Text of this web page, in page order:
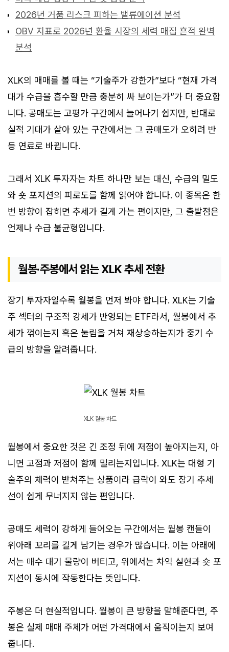
2026년 거품 리스크 피하는 밸류에이션 분석
OBV 지표로 2026년 환율 시장의 세력 매집 흔적 완벽
분석
XLK의 매매를 볼 때는 “기술주가 강한가”보다 “현재 가격
대가 수급을 흡수할 만큼 충분히 싸 보이는가”가 더 중요합
니다. 공매도는 고평가 구간에서 늘어나기 쉽지만, 반대로
실적 기대가 살아 있는 구간에서는 그 공매도가 오히려 반
등 연료로 바뀝니다.
그래서 XLK 투자자는 차트 하나만 보는 대신, 수급의 밀도
와 숏 포지션의 피로도를 함께 읽어야 합니다. 이 종목은 한
번 방향이 잡히면 추세가 길게 가는 편이지만, 그 출발점은
언제나 수급 불균형입니다.
월봉·주봉에서 읽는 XLK 추세 전환
장기 투자자일수록 월봉을 먼저 봐야 합니다. XLK는 기술
주 섹터의 구조적 강세가 반영되는 ETF라서, 월봉에서 추
세가 꺾이는지 혹은 눌림을 거쳐 재상승하는지가 중기 수
급의 방향을 알려줍니다.
XLK 월봉 차트
월봉에서 중요한 것은 긴 조정 뒤에 저점이 높아지는지, 아
니면 고점과 저점이 함께 밀리는지입니다. XLK는 대형 기
술주의 체력이 받쳐주는 상품이라 급락이 와도 장기 추세
선이 쉽게 무너지지 않는 편입니다.
공매도 세력이 강하게 들어오는 구간에서는 월봉 캔들이
위아래 꼬리를 길게 남기는 경우가 많습니다. 이는 아래에
서는 매수 대기 물량이 버티고, 위에서는 차익 실현과 숏 포
지션이 동시에 작동한다는 뜻입니다.
주봉은 더 현실적입니다. 월봉이 큰 방향을 말해준다면, 주
봉은 실제 매매 주체가 어떤 가격대에서 움직이는지 보여
줍니다.